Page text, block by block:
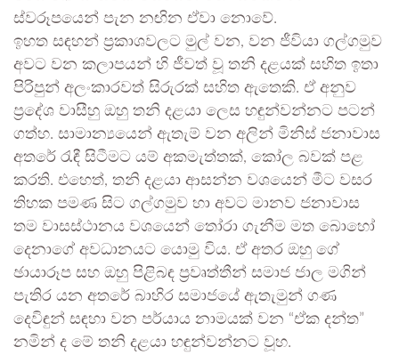
ස්වරූපයෙන් පැන නඟින ඒවා නොවේ.
ඉහත සඳහන් ප්‍රකාශවලට මුල් වන, වන ජීවියා ගල්ගමුව
අවට වන කලාපයන් හි ජීවත් වූ තනි දළයක් සහිත ඉතා
පිරිපුන් අලංකාරවත් සිරුරක් සහිත ඇතෙකි. ඒ අනුව
ප්‍රදේශ වාසීහු ඔහු තනි දළයා ලෙස හඳුන්වන්නට පටන්
ගත්හ. සාමාන්‍යයෙන් ඇතැම් වන අලින් මිනිස් ජනාවාස
අතරේ රැඳී සිටීමට යම් අකමැත්තක්, කෝල බවක් පළ
කරති. එහෙත්, තනි දළයා ආසන්න වශයෙන් මීට වසර
තිහක පමණ සිට ගල්ගමුව හා අවට මානව ජනාවාස
තම වාසස්ථානය වශයෙන් තෝරා ගැනීම මත බොහෝ
දෙනාගේ අවධානයට යොමු විය. ඒ අතර ඔහු ගේ
ඡායාරූප සහ ඔහු පිළිබඳ ප්‍රවෘත්තීන් සමාජ ජාල මගින්
පැතිර යන අතරේ බාහිර සමාජයේ ඇතැමුන් ගණ
දෙවිඳුන් සඳහා වන පර්යාය නාමයක් වන “ඒක දන්ත”
නමින් ද මේ තනි දළයා හඳුන්වන්නට වූහ.